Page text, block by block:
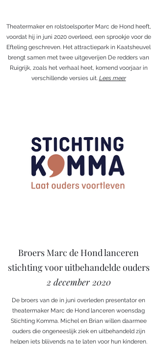
Theatermaker en rolstoelsporter Marc de Hond heeft,
voordat hij in juni 2020 overleed, een sprookje voor de
Efteling geschreven. Het attractiepark in Kaatsheuvel
brengt samen met twee uitgeverijen De redders van
Ruigrijk, zoals het verhaal heet, komend voorjaar in
verschillende versies uit. Lees meer
Broers Marc de Hond lanceren
stichting voor uitbehandelde ouders
2 december 2020
De broers van de in juni overleden presentator en
theatermaker Marc de Hond lanceren woensdag
Stichting Komma. Michel en Brian willen daarmee
ouders die ongeneeslijk ziek en uitbehandeld zijn
helpen iets blijvends na te laten voor hun kinderen.